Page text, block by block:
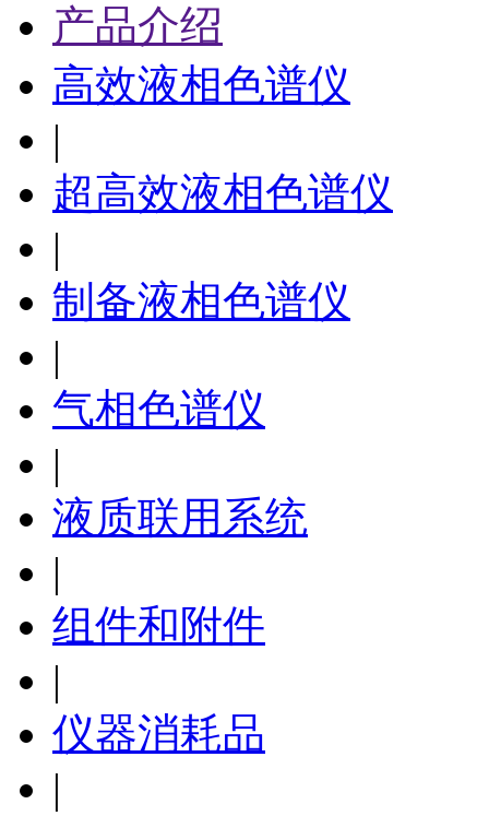
产品介绍
高效液相色谱仪
|
超高效液相色谱仪
|
制备液相色谱仪
|
气相色谱仪
|
液质联用系统
|
组件和附件
|
仪器消耗品
|